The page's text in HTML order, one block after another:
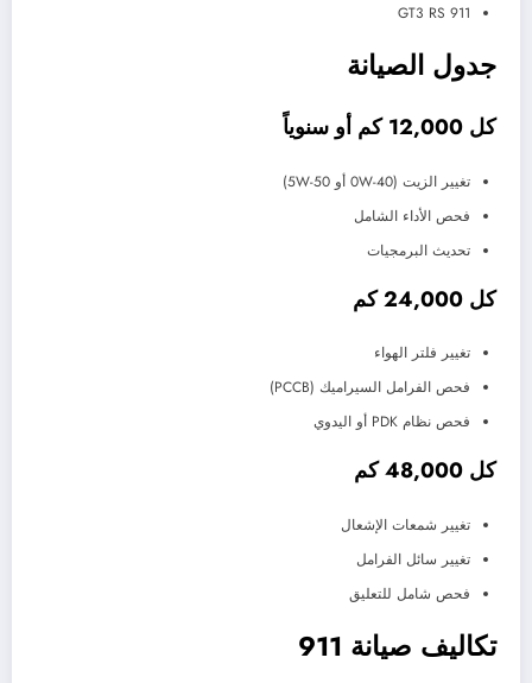
911 GT3 RS
جدول الصيانة
كل 12,000 كم أو سنوياً
تغيير الزيت (0W-40 أو 5W-50)
فحص الأداء الشامل
تحديث البرمجيات
كل 24,000 كم
تغيير فلتر الهواء
فحص الفرامل السيراميك (PCCB)
فحص نظام PDK أو اليدوي
كل 48,000 كم
تغيير شمعات الإشعال
تغيير سائل الفرامل
فحص شامل للتعليق
تكاليف صيانة 911